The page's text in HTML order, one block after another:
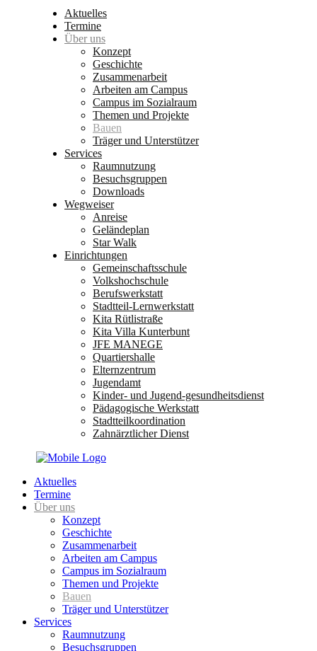
Aktuelles
Termine
Über uns
Konzept
Geschichte
Zusammenarbeit
Arbeiten am Campus
Campus im Sozialraum
Themen und Projekte
Bauen
Träger und Unterstützer
Services
Raumnutzung
Besuchsgruppen
Downloads
Wegweiser
Anreise
Geländeplan
Star Walk
Einrichtungen
Gemeinschaftsschule
Volkshochschule
Berufswerkstatt
Stadtteil-Lernwerkstatt
Kita Rütlistraße
Kita Villa Kunterbunt
JFE MANEGE
Quartiershalle
Elternzentrum
Jugendamt
Kinder- und Jugend-gesundheitsdienst
Pädagogische Werkstatt
Stadtteilkoordination
Zahnärztlicher Dienst
Aktuelles
Termine
Über uns
Konzept
Geschichte
Zusammenarbeit
Arbeiten am Campus
Campus im Sozialraum
Themen und Projekte
Bauen
Träger und Unterstützer
Services
Raumnutzung
Besuchsgruppen